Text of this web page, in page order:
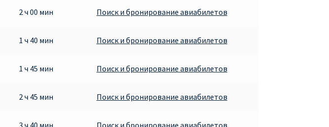
2 ч 00 мин Поиск и бронирование авиабилетов
1 ч 40 мин Поиск и бронирование авиабилетов
1 ч 45 мин Поиск и бронирование авиабилетов
2 ч 45 мин Поиск и бронирование авиабилетов
3 ч 40 мин Поиск и бронирование авиабилетов